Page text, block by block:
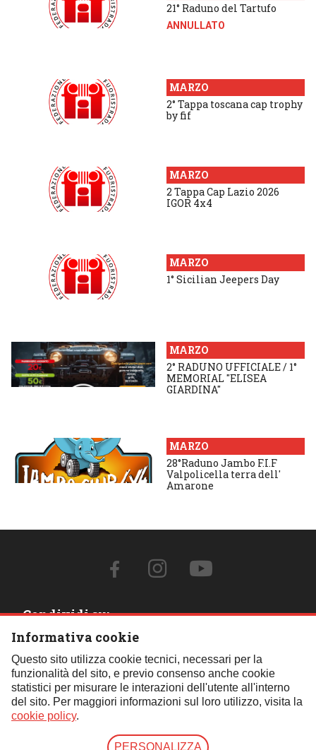
21° Raduno del Tartufo
ANNULLATO
MARZO
2° Tappa toscana cap trophy
by fif
MARZO
2 Tappa Cap Lazio 2026
IGOR 4x4
MARZO
1° Sicilian Jeepers Day
MARZO
2° RADUNO UFFICIALE / 1°
MEMORIAL "ELISEA
GIARDINA"
MARZO
28°Raduno Jambo F.I.F
Valpolicella terra dell'
Amarone
Condividi su:
Contattaci:
Tel.:059 451621- Cell.:+39 348 850 0110- Email:
segreteria@fif4x4.it
Clicca qui per tutti i contatti
Informativa cookie
Questo sito utilizza cookie tecnici, necessari per la
funzionalità del sito, e previo consenso anche cookie
statistici per misurare le interazioni dell'utente all'interno
del sito. Per maggiori informazioni sul loro utilizzo, visita la
cookie policy.
PERSONALIZZA